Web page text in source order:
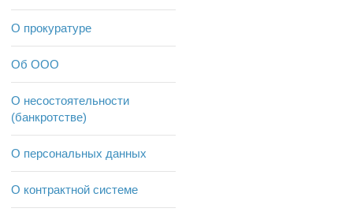
О прокуратуре
Об ООО
О несостоятельности
(банкротстве)
О персональных данных
О контрактной системе